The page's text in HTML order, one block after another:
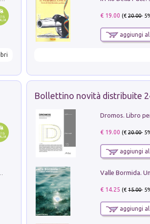
€ 19.00 (€20.00-
aggiungi
Bollettino novità distribuite
€ 19.00 (€20.00-
aggiungi
Valle Bormida.
€ 14.25 (€15.00-
aggiungi